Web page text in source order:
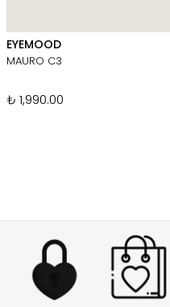
EYEMOOD
MAURO C3
₺ 1,990.00